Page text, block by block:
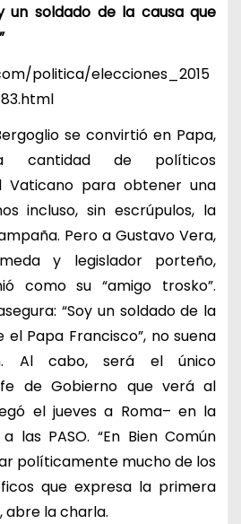
un soldado de la causa que
politica/elecciones_2015
se convirtió en Papa,
cantidad de políticos
Vaticano para obtener una
incluso, sin escrúpulos, la
Pero a Gustavo Vera,
y legislador porteño,
como su “amigo trosko”.
“Soy un soldado de la
el Papa Francisco”, no suena
Al cabo, será el único
de Gobierno que verá al
el jueves a Roma– en la
las PASO. “En Bien Común
políticamente mucho de los
que expresa la primera
abre la charla.